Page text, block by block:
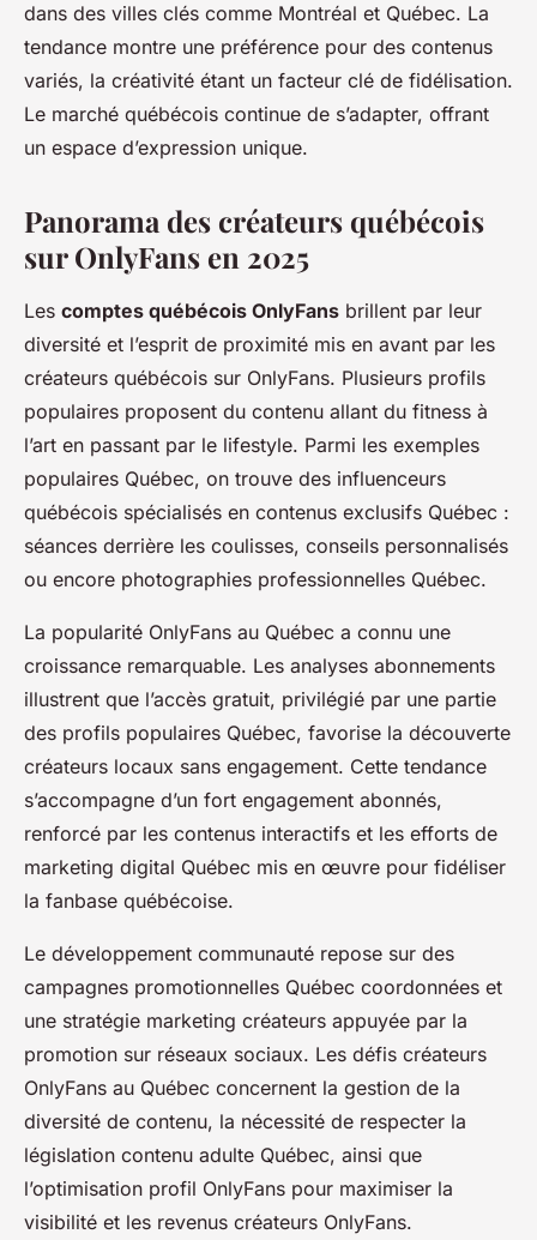
dans des villes clés comme Montréal et Québec. La
tendance montre une préférence pour des contenus
variés, la créativité étant un facteur clé de fidélisation.
Le marché québécois continue de s’adapter, offrant
un espace d’expression unique.
Panorama des créateurs québécois
sur OnlyFans en 2025
Les comptes québécois OnlyFans brillent par leur
diversité et l’esprit de proximité mis en avant par les
créateurs québécois sur OnlyFans. Plusieurs profils
populaires proposent du contenu allant du fitness à
l’art en passant par le lifestyle. Parmi les exemples
populaires Québec, on trouve des influenceurs
québécois spécialisés en contenus exclusifs Québec :
séances derrière les coulisses, conseils personnalisés
ou encore photographies professionnelles Québec.
La popularité OnlyFans au Québec a connu une
croissance remarquable. Les analyses abonnements
illustrent que l’accès gratuit, privilégié par une partie
des profils populaires Québec, favorise la découverte
créateurs locaux sans engagement. Cette tendance
s’accompagne d’un fort engagement abonnés,
renforcé par les contenus interactifs et les efforts de
marketing digital Québec mis en œuvre pour fidéliser
la fanbase québécoise.
Le développement communauté repose sur des
campagnes promotionnelles Québec coordonnées et
une stratégie marketing créateurs appuyée par la
promotion sur réseaux sociaux. Les défis créateurs
OnlyFans au Québec concernent la gestion de la
diversité de contenu, la nécessité de respecter la
législation contenu adulte Québec, ainsi que
l’optimisation profil OnlyFans pour maximiser la
visibilité et les revenus créateurs OnlyFans.